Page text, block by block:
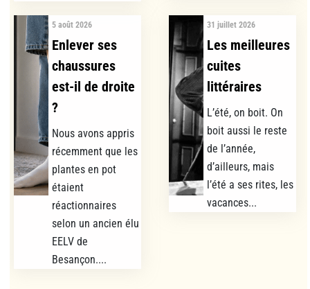
5 août 2026
Enlever ses
chaussures
est-il de droite
?
Nous avons appris
récemment que les
plantes en pot
étaient
réactionnaires
selon un ancien élu
EELV de
Besançon....
31 juillet 2026
Les meilleures
cuites
littéraires
L’été, on boit. On
boit aussi le reste
de l’année,
d’ailleurs, mais
l’été a ses rites, les
vacances...